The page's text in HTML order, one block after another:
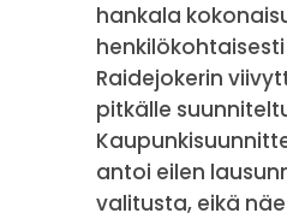
hankala
Raidejokerin
pitkälle
antoi eilen
valitusta, eikä